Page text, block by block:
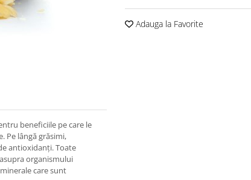
Adauga la Favorite
beneficiile pe care le
Pe lângă grăsimi,
antioxidanți. Toate
organismului
care sunt